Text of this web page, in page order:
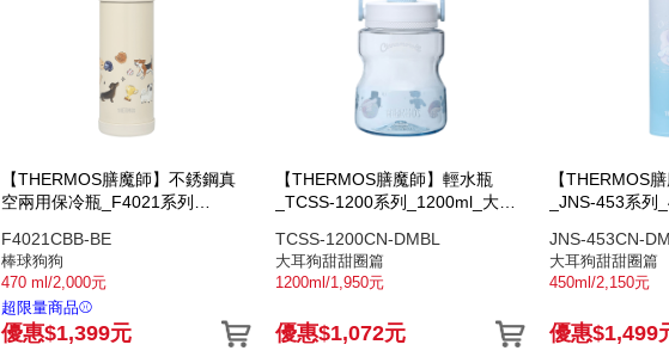
【THERMOS膳魔師】不銹鋼真
空兩用保冷瓶_F4021系列
F4021CBB-BE
棒球狗狗
470 ml/2,000元
超限量商品⚾
優惠$1,399元
【THERMOS膳魔師】輕水瓶
_TCSS-1200系列_1200ml_大耳
TCSS-1200CN-DMBL
大耳狗甜甜圈篇
1200ml/1,950元
優惠$1,072元
【THERMOS
_JNS-453系列
JNS-453CN-
大耳狗甜甜圈篇
450ml/2,150元
優惠$1,499